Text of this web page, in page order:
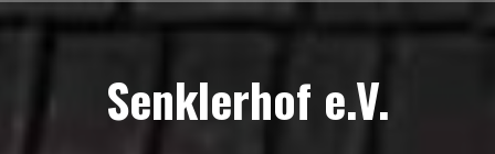
Senklerhof e.V.